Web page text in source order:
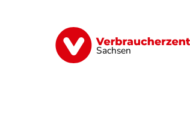
Sachsen
Vorsorge Verträge